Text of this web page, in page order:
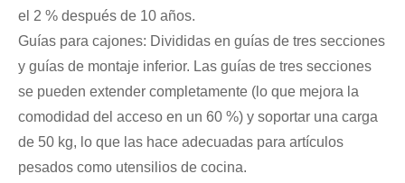
el 2 % después de 10 años.
Guías para cajones: Divididas en guías de tres secciones
y guías de montaje inferior. Las guías de tres secciones
se pueden extender completamente (lo que mejora la
comodidad del acceso en un 60 %) y soportar una carga
de 50 kg, lo que las hace adecuadas para artículos
pesados ​​como utensilios de cocina.